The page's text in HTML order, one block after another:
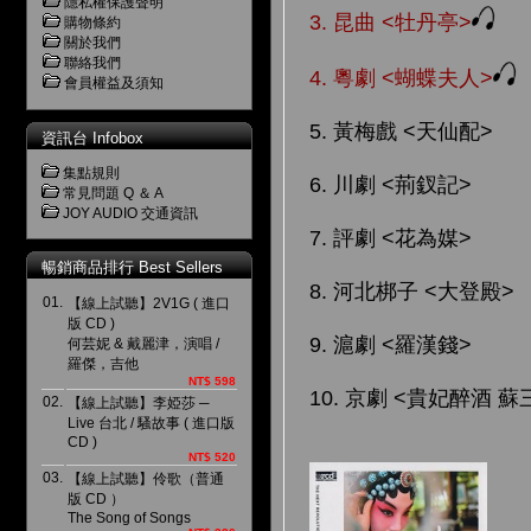
購物條約
關於我們
聯絡我們
會員權益及須知
資訊台 Infobox
集點規則
常見問題 Q ＆ A
JOY AUDIO 交通資訊
暢銷商品排行 Best Sellers
01.
【線上試聽】2V1G ( 進口
版 CD )
何芸妮 & 戴麗津，演唱 /
羅傑，吉他
NT$ 598
02.
【線上試聽】李婭莎 ─
Live 台北 / 騷故事 ( 進口版
CD )
NT$ 520
03.
【線上試聽】伶歌（普通
版 CD ）
The Song of Songs
3. 昆曲 <牡丹亭>
4. 粵劇 <蝴蝶夫人>
5. 黃梅戲 <天仙配>
6. 川劇 <荊釵記>
7. 評劇 <花為媒>
8. 河北梆子 <大登殿>
9. 滬劇 <羅漢錢>
10. 京劇 <貴妃醉酒 蘇